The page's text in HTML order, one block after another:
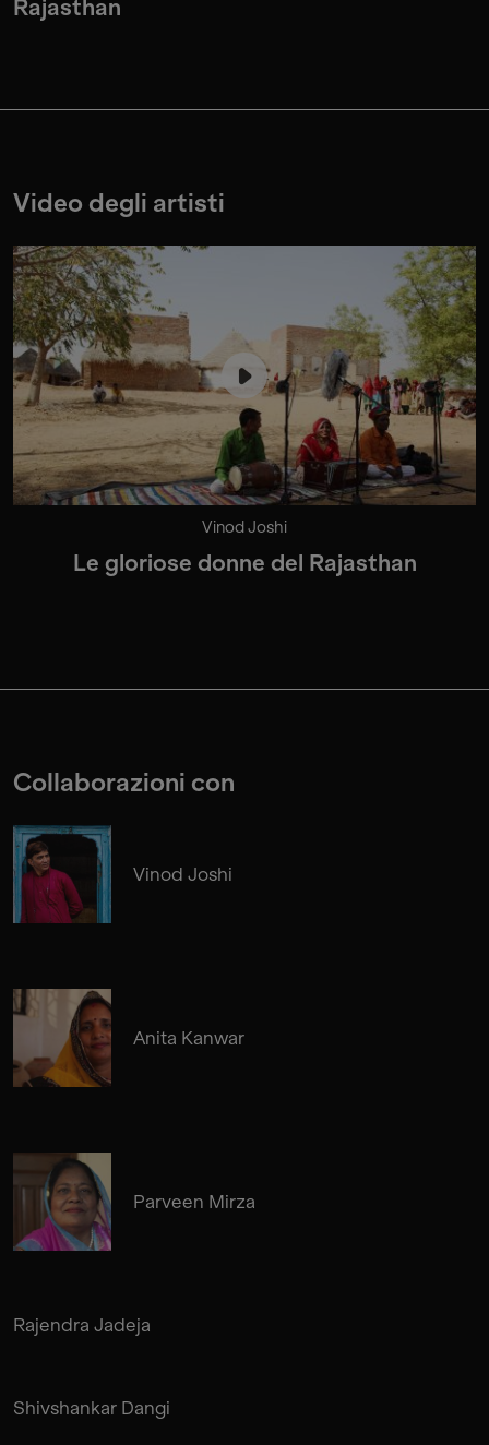
Rajasthan
Video degli artisti
Vinod Joshi
Le gloriose donne del Rajasthan
Collaborazioni con
Vinod Joshi
Anita Kanwar
Parveen Mirza
Rajendra Jadeja
Shivshankar Dangi